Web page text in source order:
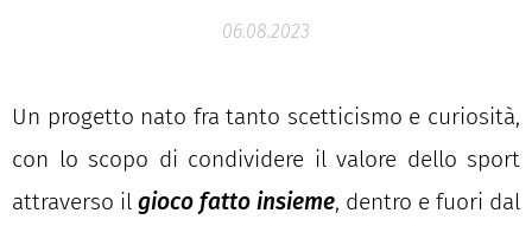
06.08.2023
Un progetto nato fra tanto scetticismo e curiosità,
con lo scopo di condividere il valore dello sport
attraverso il gioco fatto insieme, dentro e fuori dal